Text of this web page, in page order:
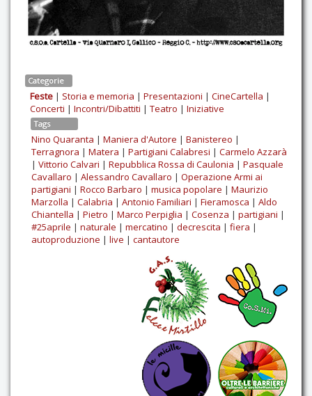
Categorie
Feste | Storia e memoria | Presentazioni | CineCartella |
Concerti | Incontri/Dibattiti | Teatro | Iniziative
Tags
Nino Quaranta | Maniera d'Autore | Banistereo |
Terragnora | Matera | Partigiani Calabresi | Carmelo Azzarà
| Vittorio Calvari | Repubblica Rossa di Caulonia | Pasquale
Cavallaro | Alessandro Cavallaro | Operazione Armi ai
partigiani | Rocco Barbaro | musica popolare | Maurizio
Marzolla | Calabria | Antonio Familiari | Fieramosca | Aldo
Chiantella | Pietro | Marco Perpiglia | Cosenza | partigiani |
#25aprile | naturale | mercatino | decrescita | fiera |
autoproduzione | live | cantautore